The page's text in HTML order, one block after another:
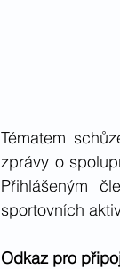
Tématem
zprávy o
Přihlášeným
sportovních
Odkaz pro